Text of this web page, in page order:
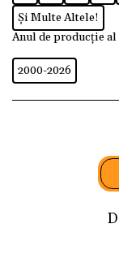
Și Multe Altele!
Anul de producție
2000-2026